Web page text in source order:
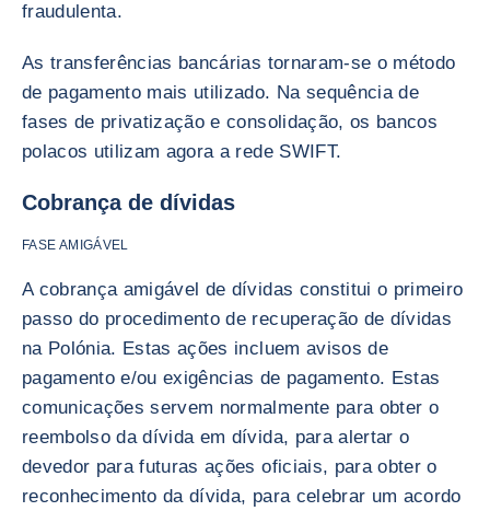
fraudulenta.
As transferências bancárias tornaram-se o método
de pagamento mais utilizado. Na sequência de
fases de privatização e consolidação, os bancos
polacos utilizam agora a rede SWIFT.
Cobrança de dívidas
FASE AMIGÁVEL
A cobrança amigável de dívidas constitui o primeiro
passo do procedimento de recuperação de dívidas
na Polónia. Estas ações incluem avisos de
pagamento e/ou exigências de pagamento. Estas
comunicações servem normalmente para obter o
reembolso da dívida em dívida, para alertar o
devedor para futuras ações oficiais, para obter o
reconhecimento da dívida, para celebrar um acordo